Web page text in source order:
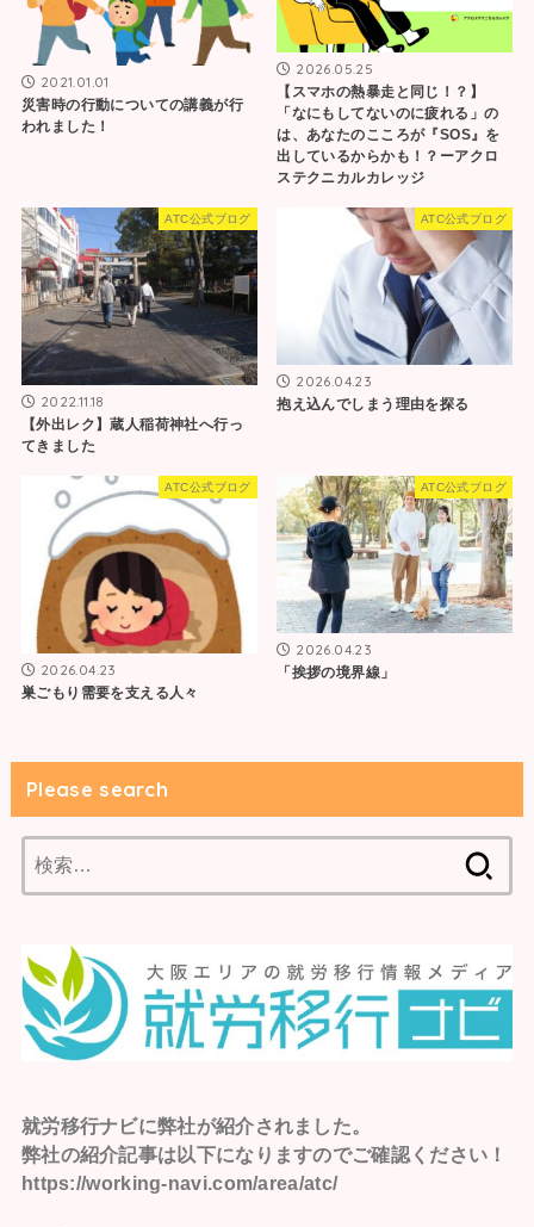
2021.01.01
災害時の行動についての講義が行
われました！
2026.05.25
【スマホの熱暴走と同じ！？】
「なにもしてないのに疲れる」の
は、あなたのこころが『SOS』を
出しているからかも！？ーアクロ
ステクニカルカレッジ
ATC公式ブログ
2022.11.18
【外出レク】蔵人稲荷神社へ行っ
てきました
ATC公式ブログ
2026.04.23
抱え込んでしまう理由を探る
ATC公式ブログ
2026.04.23
巣ごもり需要を支える人々
ATC公式ブログ
2026.04.23
「挨拶の境界線」
Please search
索:
就労移行ナビに弊社が紹介されました。
弊社の紹介記事は以下になりますのでご確認ください！
https://working-navi.com/area/atc/